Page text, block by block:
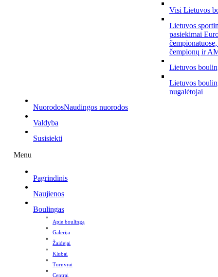
Visi Lietuvos
Lietuvos
pasiekimai
čempionų ir
Lietuvos
Lietuvos
nugalėtojai
NuorodosNaudingos nuorodos
Valdyba
Susisiekti
Menu
Pagrindinis
Naujienos
Boulingas
Apie boulingą
Galerija
Žaidėjai
Klubai
Turnyrai
Centrai